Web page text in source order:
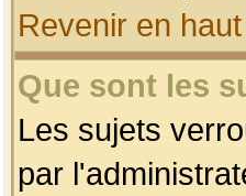
Revenir en
Que sont les
Les sujets
par